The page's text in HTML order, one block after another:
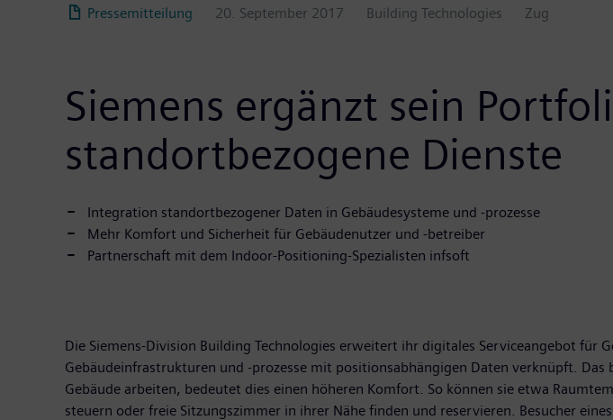
Pressemitteilung 20. September 2017 Building Technologies Zug
Siemens ergänzt sein
standortbezogene Dienste
Integration standortbezogener Daten in Gebäudesysteme und -prozesse
Mehr Komfort und Sicherheit für Gebäudenutzer und -betreiber
Partnerschaft mit dem Indoor-Positioning-Spezialisten infsoft
Die Siemens-Division Building Technologies erweitert ihr digitales Serviceangebot für
Gebäudeinfrastrukturen und -prozesse mit positionsabhängigen Daten verknüpft.
Gebäude arbeiten, bedeutet dies einen höheren Komfort. So können sie etwa
steuern oder freie Sitzungszimmer in ihrer Nähe finden und reservieren. Besucher